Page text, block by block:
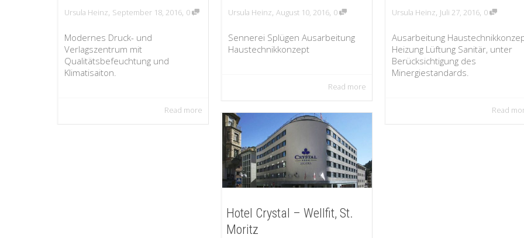
Ursula Heinz, September 18, 2016, 0
Modernes Druck- und
Verlagszentrum mit
Qualitätsbefeuchtung und
Klimatisaiton.
Read more
Ursula Heinz, August 10, 2016, 0
Sennerei Splügen Ausarbeitung
Haustechnikkonzept
Read more
Ursula Heinz, Juli 27, 2016, 0
Ausarbeitung
Heizung Lüftung Sanitär, unter
Berücksichtigung des
Minergiestandards.
Read
Hotel Crystal – Wellfit, St.
Moritz